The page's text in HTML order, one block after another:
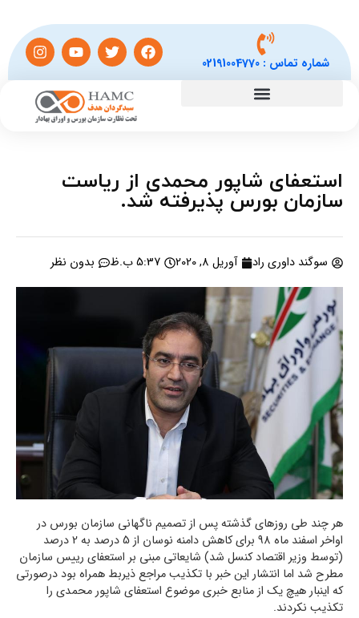
شماره تماس :02191004770
استعفای شاپور محمدی از ریاست
سازمان بورس پذیرفته شد.
سوگند داوری راد آوریل 8, 2020 5:37 ب.ظ بدون نظر
هر چند طی روزهای گذشته پس از تصمیم ناگهانی سازمان بورس در
اواخر اسفند ماه 98 برای کاهش دامنه نوسان از 5 درصد به 2 درصد
(توسط وزیر اقتصاد کنسل شد) شایعاتی مبنی بر استعفای رییس سازمان
مطرح شد اما انتشار این خبر با تکذیب مراجع ذیربط همراه بود درصورتی
که اینبار هیچ یک از منابع خبری موضوع استعفای شاپور محمدی را
تکذیب نکردند.